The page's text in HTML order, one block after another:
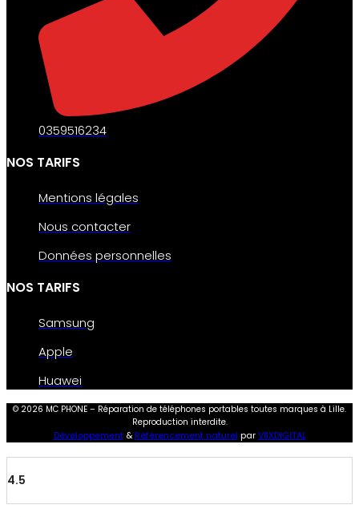
0359516234
NOS TARIFS
Mentions légales
Nous contacter
Données personnelles
NOS TARIFS
Samsung
Apple
Huawei
© 2026 MC PHONE – Réparation de téléphones portables toutes marques à Lille.
Reproduction interdite.
Développement& Référencement naturel parVIIXDIGITAL
4.5